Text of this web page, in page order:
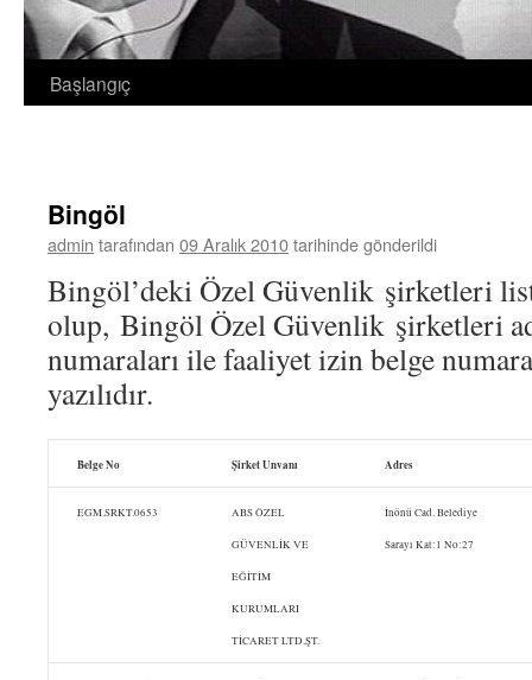
İçeriğe
Başlangıç
Bingöl
admin tarafından 09 Aralık 2010tarihinde gönderildi
Bingöl’deki Özel Güvenlik şirketleri
olup, Bingöl Özel Güvenlik şirketleri
numaraları ile faaliyet izin belge
yazılıdır.
Belge No Şirket Unvanı Adres
EGM.SRKT.0653 ABS ÖZEL
GÜVENLİK VE
EĞİTİM
KURUMLARI
TİCARET LTD.ŞT.
İnönü Cad. Belediye
Sarayı Kat:1 No:27